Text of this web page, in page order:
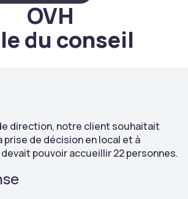
OVH
du conseil
direction, notre client souhaitait
de décision en local et à
pouvoir accueillir 22 personnes.